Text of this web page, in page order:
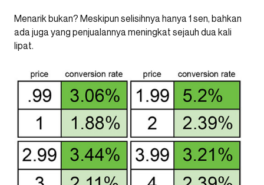
Menarik bukan? Meskipun selisihnya hanya 1 sen, bahkan
ada juga yang penjualannya meningkat sejauh dua kali
lipat.